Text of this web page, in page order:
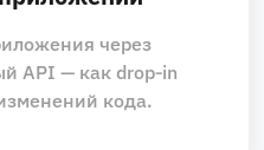
через
API — как drop‑in
кода.